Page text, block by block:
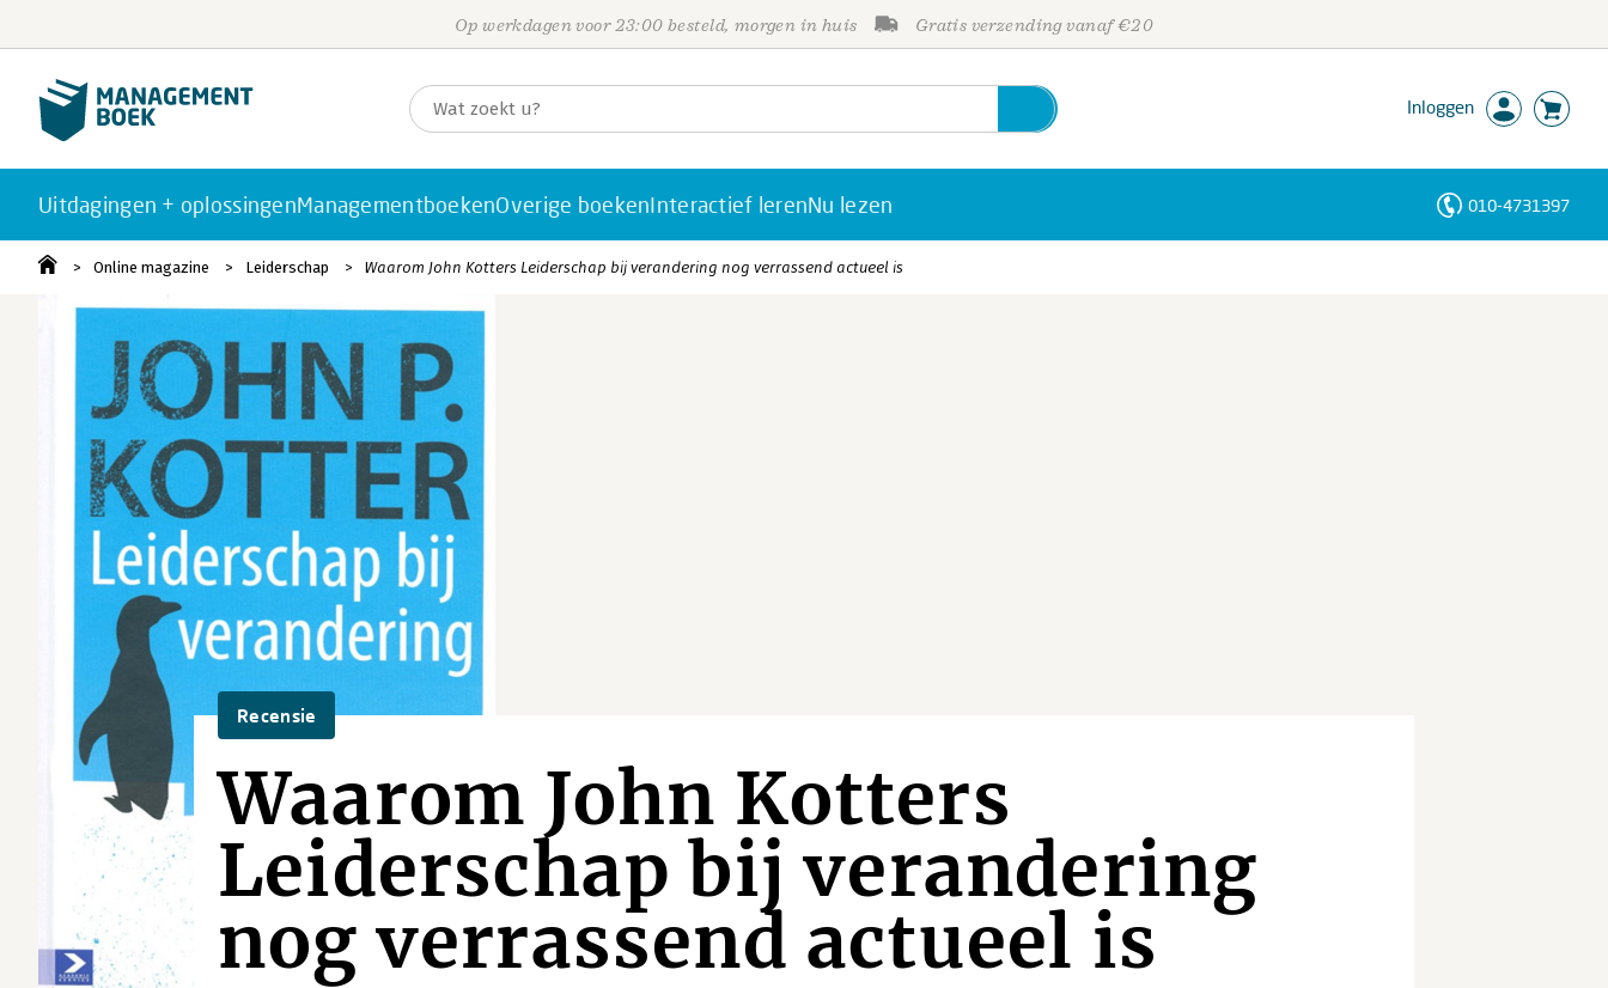
Op werkdagen voor 23:00 besteld, morgen in huis Gratis verzending vanaf €20
Inloggen
Uitdagingen + oplossingenManagementboekenOverige boekenInteractief lerenNu lezen 010-4731397
Online magazine Leiderschap Waarom John Kotters Leiderschap bij verandering nog verrassend actueel is
Recensie
Waarom John Kotters
Leiderschap bij verandering
nog verrassend actueel is
Personen